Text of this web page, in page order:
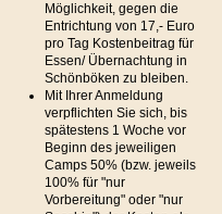
Möglichkeit, gegen die
Entrichtung von 17,- Euro
pro Tag Kostenbeitrag für
Essen/ Übernachtung in
Schönböken zu bleiben.
Mit Ihrer Anmeldung
verpflichten Sie sich, bis
spätestens 1 Woche vor
Beginn des jeweiligen
Camps 50% (bzw. jeweils
100% für "nur
Vorbereitung" oder "nur